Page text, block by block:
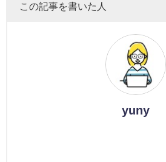
この記事を書いた人
yuny